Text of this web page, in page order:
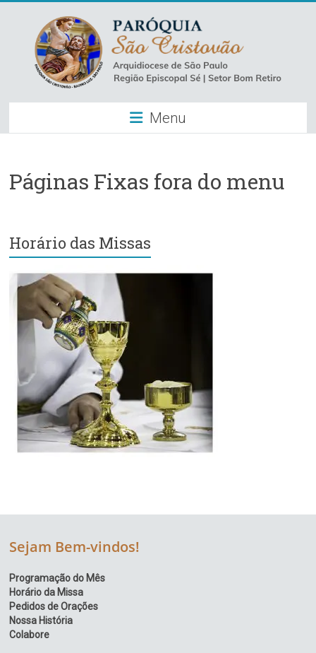
content
Paróquia
São
–
Arquidiocese
de
São
Paulo
Região
Episcopal
Setor
Bom
Retiro
Menu
Páginas Fixas fora do menu
Horário das Missas
Sejam Bem-vindos!
Programação do Mês
Horário da Missa
Pedidos de Orações
Nossa História
Colabore